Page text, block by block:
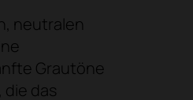
neutralen
Grautöne
das